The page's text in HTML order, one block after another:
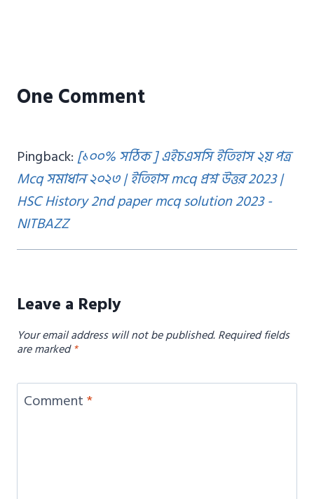
One Comment
Pingback: [১০০% সঠিক ] এইচএসসি ইতিহাস ২য় পত্র
Mcq সমাধান ২০২৩ | ইতিহাস mcq প্রশ্ন উত্তর 2023 |
HSC History 2nd paper mcq solution 2023 -
NITBAZZ
Leave a Reply
Your email address will not be published.Required fields
are marked*
Comment*